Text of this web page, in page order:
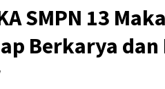
SMPN 13
Berkarya dan